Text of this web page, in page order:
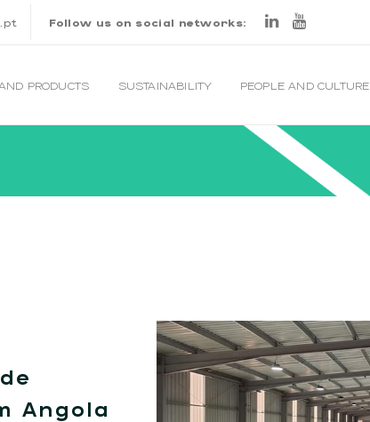
Follow us on social networks:
PRODUCTS SUSTAINABILITY PEOPLE AND CULTURE
Angola